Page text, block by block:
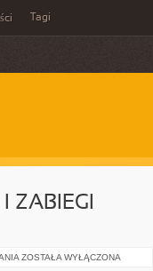
Tagi
ZABIEGI
NATURALNA
ZOSTAŁA WYŁĄCZONA